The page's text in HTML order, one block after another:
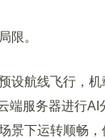
限。
航线飞行，机
端服务器进行AI
景下运转顺畅